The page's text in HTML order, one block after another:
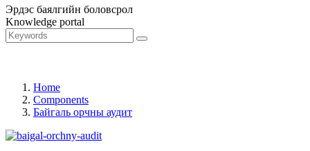
Эрдэс баялгийн боловсрол
Knowledge portal
Home
Components
Байгаль орчны аудит